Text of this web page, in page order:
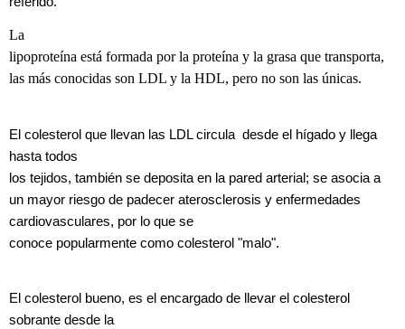
La
lipoproteína está formada por la proteína y la grasa que transporta,
las más conocidas son LDL y la HDL, pero no son las únicas.
El colesterol que llevan las LDL circula desde el hígado y llega
hasta todos
los tejidos, también se deposita en la pared arterial; se asocia a
un mayor riesgo de padecer aterosclerosis y enfermedades
cardiovasculares, por lo que se
conoce popularmente como colesterol "malo".
El colesterol bueno, es el encargado de llevar el colesterol
sobrante desde la